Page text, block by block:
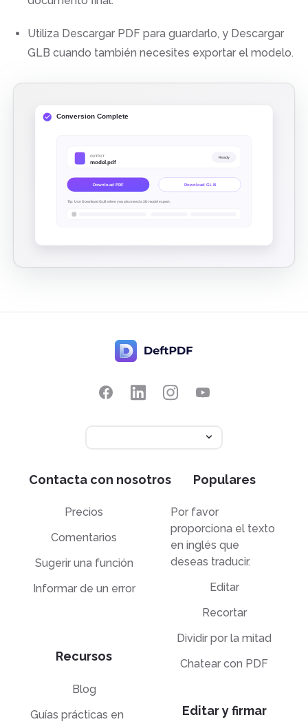
Utiliza Descargar PDF para guardarlo, y Descargar
GLB cuando también necesites exportar el modelo.
Contacta con nosotros
Precios
Comentarios
Sugerir una función
Informar de un error
Recursos
Blog
Guías prácticas en
Populares
Por favor
proporciona el texto
en inglés que
deseas traducir.
Editar
Recortar
Dividir por la mitad
Chatear con PDF
Editar y firmar